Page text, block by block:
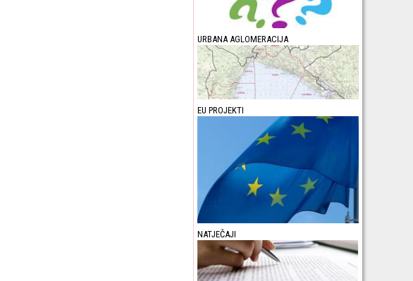
URBANA AGLOMERACIJA
EU PROJEKTI
NATJEČAJI